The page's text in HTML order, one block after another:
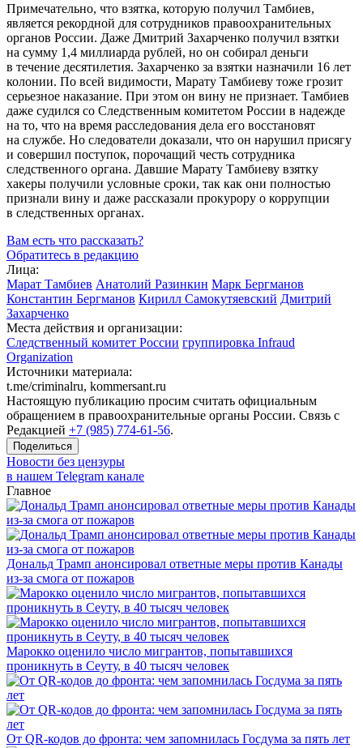
Примечательно, что взятка, которую получил Тамбиев,
является рекордной для сотрудников правоохранительных
органов России. Даже Дмитрий Захарченко получил взятки
на сумму 1,4 миллиарда рублей, но он собирал деньги
в течение десятилетия. Захарченко за взятки назначили 16 лет
колонии. По всей видимости, Марату Тамбиеву тоже грозит
серьезное наказание. При этом он вину не признает. Тамбиев
даже судился со Следственным комитетом России в надежде
на то, что на время расследования дела его восстановят
на службе. Но следователи доказали, что он нарушил присягу
и совершил поступок, порочащий честь сотрудника
следственного органа. Давшие Марату Тамбиеву взятку
хакеры получили условные сроки, так как они полностью
признали вину и даже рассказали прокурору о коррупции
в следственных органах.
Вам есть что рассказать?
Обратитесь в редакцию
Лица:
Марат Тамбиев Анатолий Разинкин Марк Бергманов
Константин Бергманов Кирилл Самокутяевский Дмитрий
Захарченко
Места действия и организации:
Следственный комитет России группировка Infraud
Organization
Источники материала:
t.me/criminalru, kommersant.ru
Настоящую публикацию просим считать официальным
обращением в правоохранительные органы России. Связь с
Редакцией +7 (985) 774-61-56.
Поделиться
Новости без цензуры
в нашем Telegram канале
Главное
Дональд Трамп анонсировал ответные меры против Канады
из-за смога от пожаров
Марокко оценило число мигрантов, попытавшихся
проникнуть в Сеуту, в 40 тысяч человек
От QR-кодов до фронта: чем запомнилась Госдума за пять лет